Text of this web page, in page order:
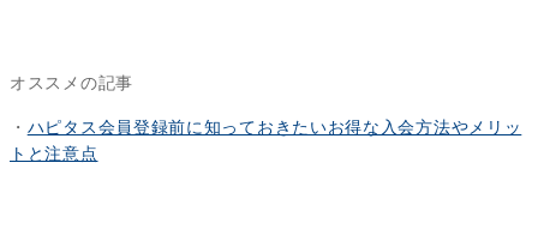
オススメの記事
・ ハピタス会員登録前に知っておきたいお得な入会方法やメリッ
トと注意点